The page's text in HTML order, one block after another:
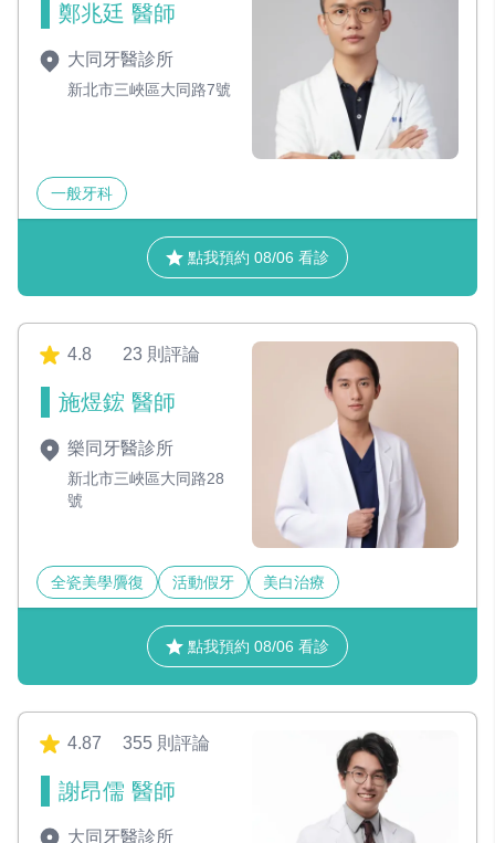
鄭兆廷 醫師
大同牙醫診所
新北市三峽區大同路7號
一般牙科
點我預約 08/06 看診
4.8 23 則評論
施煜鋐 醫師
樂同牙醫診所
新北市三峽區大同路28
號
全瓷美學贗復 活動假牙 美白治療
點我預約 08/06 看診
4.87 355 則評論
謝昂儒 醫師
大同牙醫診所